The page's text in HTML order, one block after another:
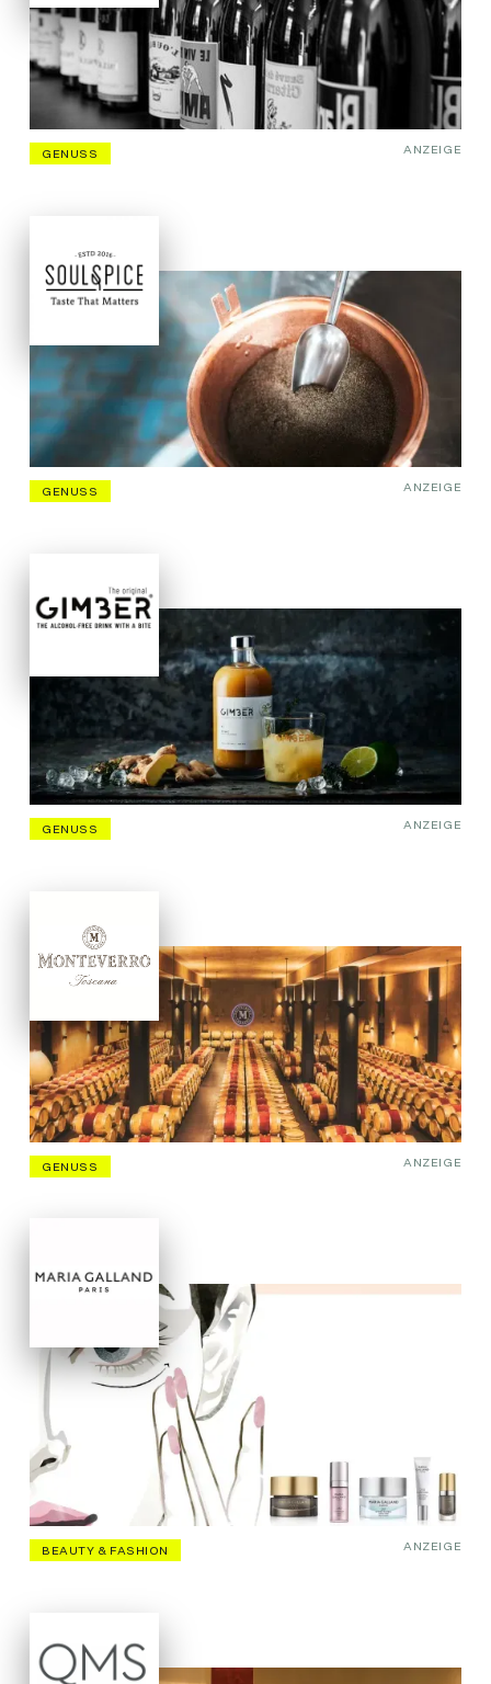
GENUSS ANZEIGE
GENUSS ANZEIGE
GENUSS ANZEIGE
GENUSS ANZEIGE
BEAUTY & FASHION ANZEIGE